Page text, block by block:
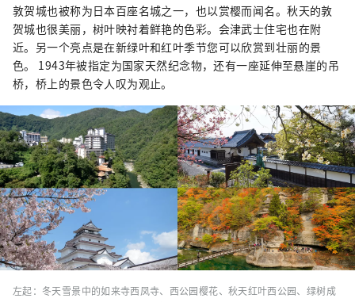
敦贺城也被称为日本百座名城之一，也以赏樱而闻名。秋天的敦
贺城也很美丽，树叶映衬着鲜艳的色彩。会津武士住宅也在附
近。另一个亮点是在新绿叶和红叶季节您可以欣赏到壮丽的景
色。 1943年被指定为国家天然纪念物，还有一座延伸至悬崖的吊
桥，桥上的景色令人叹为观止。
左起：冬天雪景中的如来寺西凤寺、西公园樱花、秋天红叶西公园、绿树成